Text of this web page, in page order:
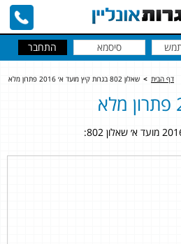
דף הבית > שאלון 802 בגרות קיץ מועד א׳ 2016 פתרון מלא